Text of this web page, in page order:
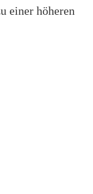
einer höheren